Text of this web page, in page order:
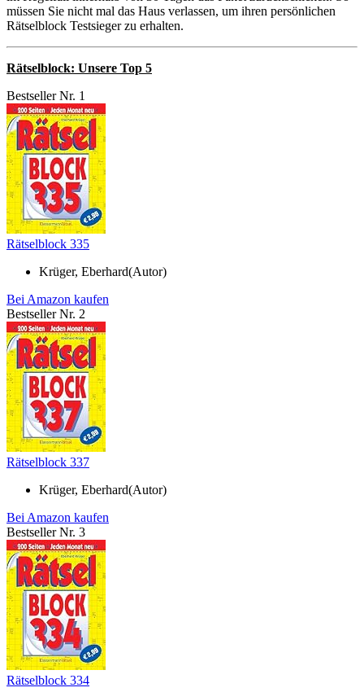
müssen Sie nicht mal das Haus verlassen, um ihren persönlichen
Rätselblock Testsieger zu erhalten.
Rätselblock: Unsere Top 5
Bestseller Nr. 1
Rätselblock 335
Krüger, Eberhard(Autor)
Bei Amazon kaufen
Bestseller Nr. 2
Rätselblock 337
Krüger, Eberhard(Autor)
Bei Amazon kaufen
Bestseller Nr. 3
Rätselblock 334